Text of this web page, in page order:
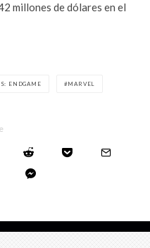
millones de dólares en el
ENDGAME MARVEL